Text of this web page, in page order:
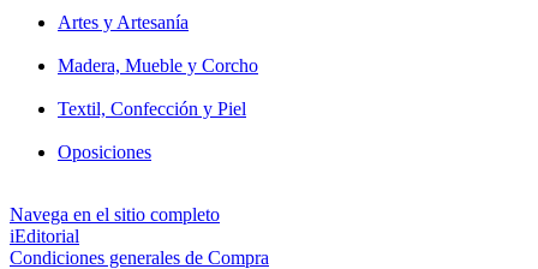
Artes y Artesanía
Madera, Mueble y Corcho
Textil, Confección y Piel
Oposiciones
Navega en el sitio completo
iEditorial
Condiciones generales de Compra